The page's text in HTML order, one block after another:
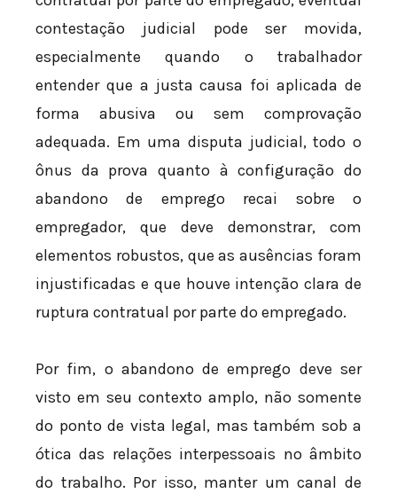
contestação judicial pode ser movida,
especialmente quando o trabalhador
entender que a justa causa foi aplicada de
forma abusiva ou sem comprovação
adequada. Em uma disputa judicial, todo o
ônus da prova quanto à configuração do
abandono de emprego recai sobre o
empregador, que deve demonstrar, com
elementos robustos, que as ausências foram
injustificadas e que houve intenção clara de
ruptura contratual por parte do empregado.
Por fim, o abandono de emprego deve ser
visto em seu contexto amplo, não somente
do ponto de vista legal, mas também sob a
ótica das relações interpessoais no âmbito
do trabalho. Por isso, manter um canal de